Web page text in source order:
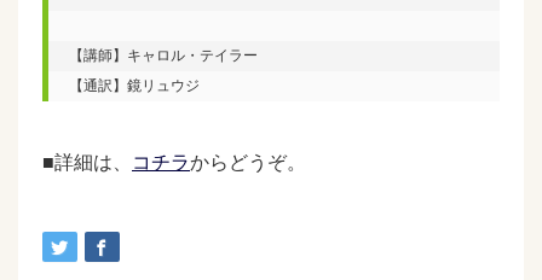
【講師】キャロル・テイラー
【通訳】鏡リュウジ
■詳細は、 コチラからどうぞ。